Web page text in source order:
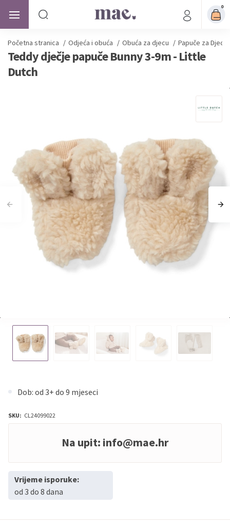
0
Početna stranica / Odjeća i obuća / Obuća za djecu / Papuče za Djecu
Teddy dječje papuče Bunny 3-9m - Little
Dutch
Dob: od 3+ do 9 mjeseci
SKU: CL24099022
Na upit: info@mae.hr
Vrijeme isporuke:
od 3 do 8 dana